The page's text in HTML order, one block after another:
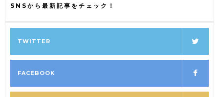
SNSから最新記事をチェック！
TWITTER
FACEBOOK